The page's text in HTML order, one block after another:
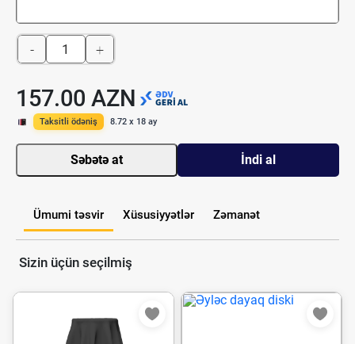
- +
157.00 AZN
Taksitli ödəniş 8.72 x 18 ay
Səbətə at İndi al
Ümumi təsvir Xüsusiyyətlər Zəmanət
Sizin üçün seçilmiş